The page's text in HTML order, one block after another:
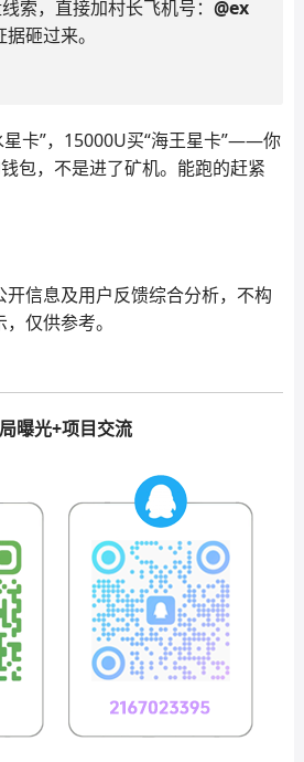
索，直接加村长飞机号： @ex
砸过来。
星卡”，15000U买“海王星卡”——你
包，不是进了矿机。能跑的赶紧
开信息及用户反馈综合分析，不构
仅供参考。
曝光+项目交流